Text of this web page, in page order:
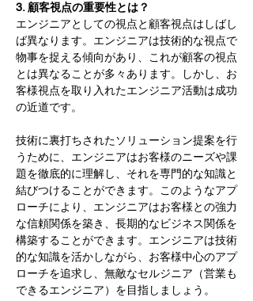
3. 顧客視点の重要性とは？
エンジニアとしての視点と顧客視点はしばし
ば異なります。エンジニアは技術的な視点で
物事を捉える傾向があり、これが顧客の視点
とは異なることが多々あります。しかし、お
客様視点を取り入れたエンジニア活動は成功
の近道です。
技術に裏打ちされたソリューション提案を行
うために、エンジニアはお客様のニーズや課
題を徹底的に理解し、それを専門的な知識と
結びつけることができます。このようなアプ
ローチにより、エンジニアはお客様との強力
な信頼関係を築き、長期的なビジネス関係を
構築することができます。エンジニアは技術
的な知識を活かしながら、お客様中心のアプ
ローチを追求し、無敵なセルジニア（営業も
できるエンジニア）を目指しましょう。